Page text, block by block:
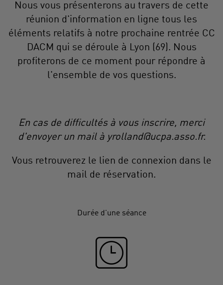
Nous vous présenterons au travers de cette
réunion d'information en ligne tous les
éléments relatifs à notre prochaine rentrée CC
DACM qui se déroule à Lyon (69). Nous
profiterons de ce moment pour répondre à
l'ensemble de vos questions.
En cas de difficultés à vous inscrire, merci
d'envoyer un mail à yrolland@ucpa.asso.fr.
Vous retrouverez le lien de connexion dans le
mail de réservation.
Durée d'une séance